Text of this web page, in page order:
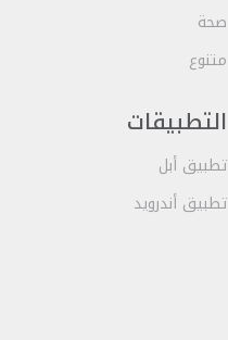
صحة
متنوع
التطبيقات
تطبيق أبل
تطبيق أندرويد